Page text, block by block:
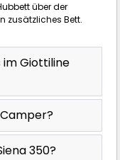
über der
zusätzliches Bett.
im Giottiline
350?